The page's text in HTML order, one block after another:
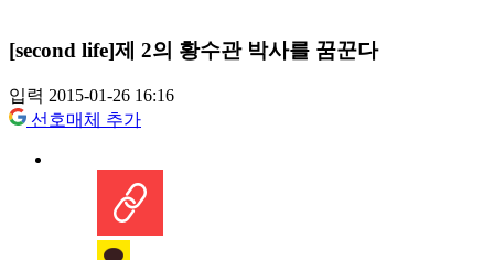
[second life]제 2의 황수관 박사를 꿈꾼다
입력 2015-01-26 16:16
선호매체 추가